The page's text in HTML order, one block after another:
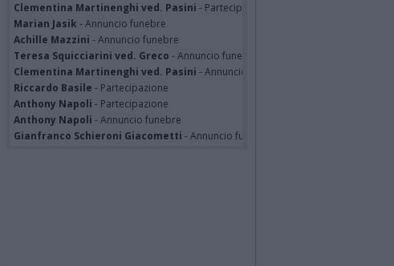
Clementina Martinenghi ved. Pasini - Partecipazione
Marian Jasik - Annuncio funebre
Achille Mazzini - Annuncio funebre
Teresa Squicciarini ved. Greco - Annuncio funebre
Clementina Martinenghi ved. Pasini - Annuncio funebre
Riccardo Basile - Partecipazione
Anthony Napoli - Partecipazione
Anthony Napoli - Annuncio funebre
Gianfranco Schieroni Giacometti - Annuncio funebre